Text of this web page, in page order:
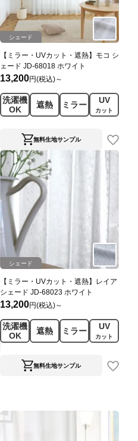
シェード
【ミラー・UVカット・遮熱】モコ シ
ェード JD-68018 ホワイト
13,200円(税込)～
洗濯機
OK
遮熱 ミラー UV
カット
無料生地サンプル
シェード
【ミラー・UVカット・遮熱】レイア
シェード JD-68023 ホワイト
13,200円(税込)～
洗濯機
OK
遮熱 ミラー UV
カット
無料生地サンプル